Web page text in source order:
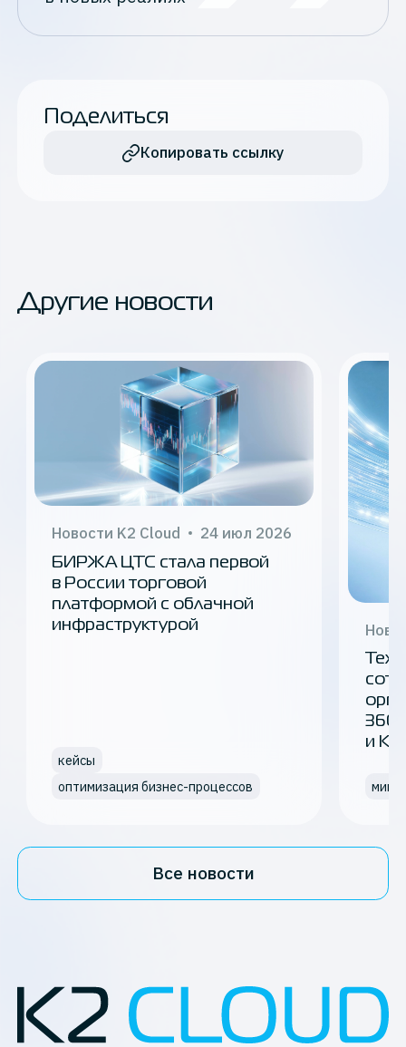
Поделиться
Копировать ссылку
Другие новости
Новости K2 Cloud 24 июл 2026
БИРЖА ЦТС стала первой
в России торговой
платформой с облачной
инфраструктурой
кейсы
оптимизация бизнес-процессов
360
и K2
Все новости